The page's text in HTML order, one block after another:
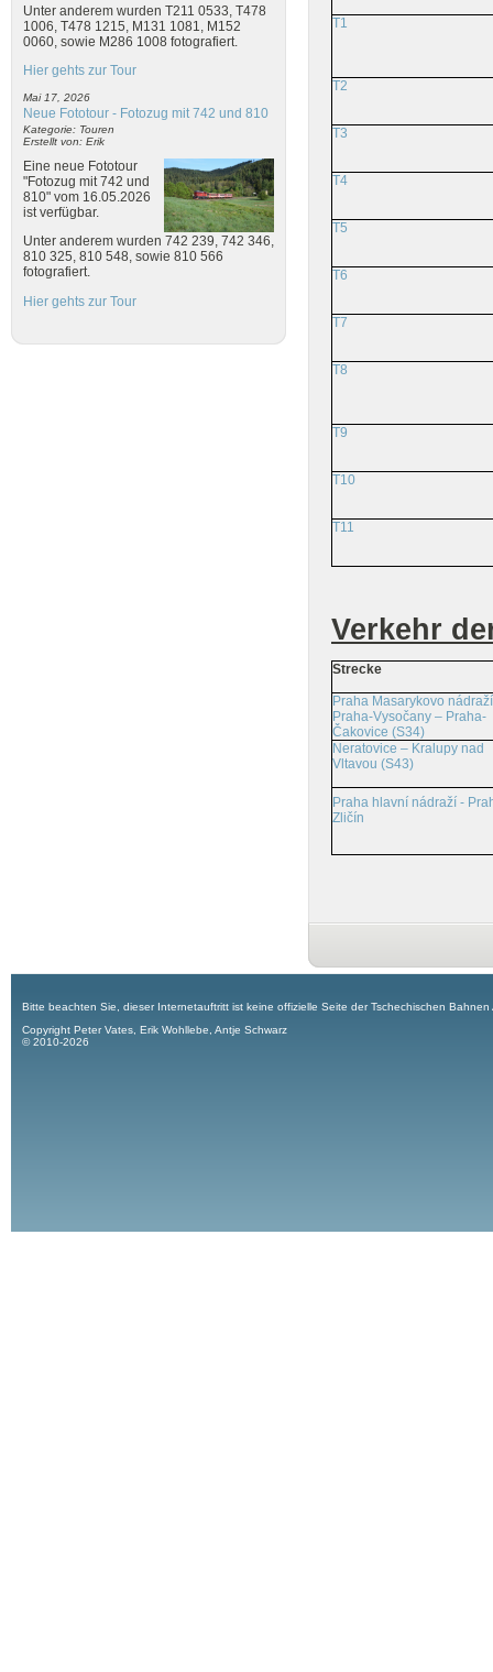
Unter anderem wurden T211 0533, T478
1006, T478 1215, M131 1081, M152
0060, sowie M286 1008 fotografiert.
Hier gehts zur Tour
Mai 17, 2026
Neue Fototour - Fotozug mit 742 und 810
Kategorie: Touren
Erstellt von: Erik
Eine neue Fototour
"Fotozug mit 742 und
810" vom 16.05.2026
ist verfügbar.
Unter anderem wurden 742 239, 742 346,
810 325, 810 548, sowie 810 566
fotografiert.
Hier gehts zur Tour
T1
T2
T3
T4
T5
T6
T7
T8
T9
T10
T11
Verkehr
Strecke
Praha Masarykovo
Praha-Vysočany – Praha-
Čakovice (S34)
Neratovice – Kralupy nad
Vltavou (S43)
Praha hlavní nádraží -
Zličín
Bitte beachten Sie, dieser Internetauftritt ist keine offizielle Seite der Tschechischen
Copyright Peter Vates, Erik Wohllebe, Antje Schwarz
© 2010-2026